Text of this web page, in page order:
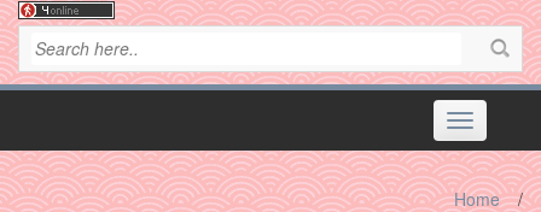
Toggle
navigation
Home /